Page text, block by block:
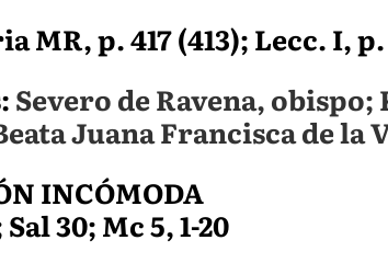
MR, p. 417 (413); Lecc. I,
Severo de Ravena,
Juana Francisca de
INCÓMODA
30; Mc 5, 1-20